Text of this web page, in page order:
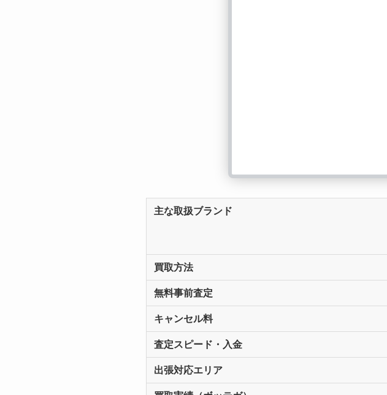
主な取扱ブランド
買取方法
無料事前査定
キャンセル料
査定スピード・入金
出張対応エリア